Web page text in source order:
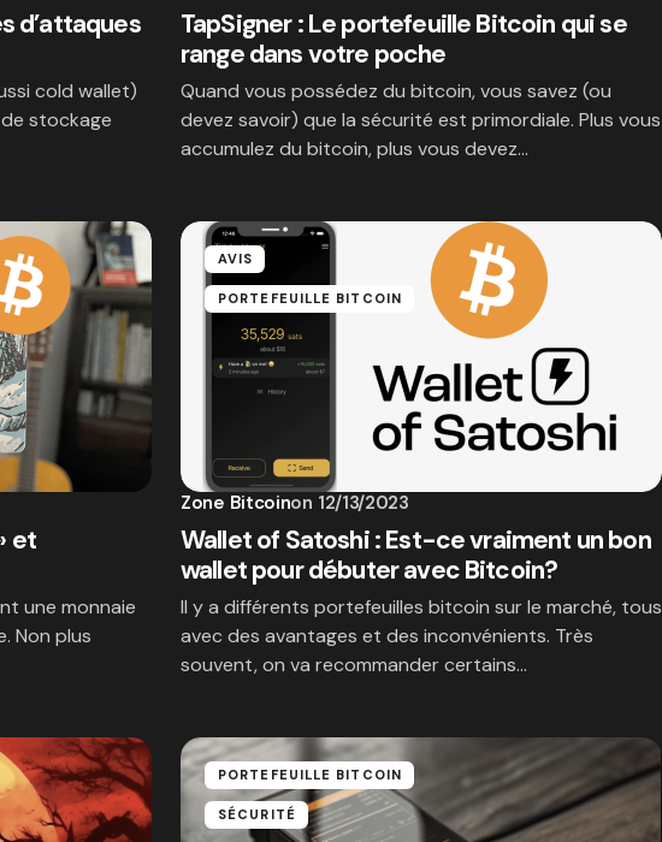
d’attaques
cold wallet)
stockage
TapSigner : Le portefeuille Bitcoin qui se
range dans votre poche
Quand vous possédez du bitcoin, vous savez (ou
devez savoir) que la sécurité est primordiale. Plus vous
accumulez du bitcoin, plus vous devez…
et
une monnaie
Non plus
AVIS
PORTEFEUILLE BITCOIN
Zone Bitcoinon 12/13/2023
Wallet of Satoshi : Est-ce vraiment un bon
wallet pour débuter avec Bitcoin?
Il y a différents portefeuilles bitcoin sur le marché, tous
avec des avantages et des inconvénients. Très
souvent, on va recommander certains…
PORTEFEUILLE BITCOIN
SÉCURITÉ